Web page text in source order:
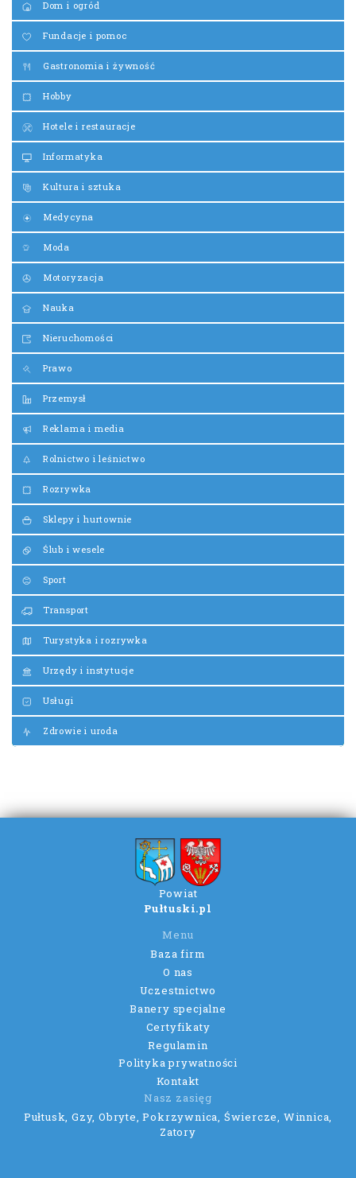
Dom i ogród
Fundacje i pomoc
Gastronomia i żywność
Hobby
Hotele i restauracje
Informatyka
Kultura i sztuka
Medycyna
Moda
Motoryzacja
Nauka
Nieruchomości
Prawo
Przemysł
Reklama i media
Rolnictwo i leśnictwo
Rozrywka
Sklepy i hurtownie
Ślub i wesele
Sport
Transport
Turystyka i rozrywka
Urzędy i instytucje
Usługi
Zdrowie i uroda
Powiat
Pułtuski.pl
Menu
Baza firm
O nas
Uczestnictwo
Banery specjalne
Certyfikaty
Regulamin
Polityka prywatności
Kontakt
Nasz zasięg
Pułtusk, Gzy, Obryte, Pokrzywnica, Świercze, Winnica,
Zatory